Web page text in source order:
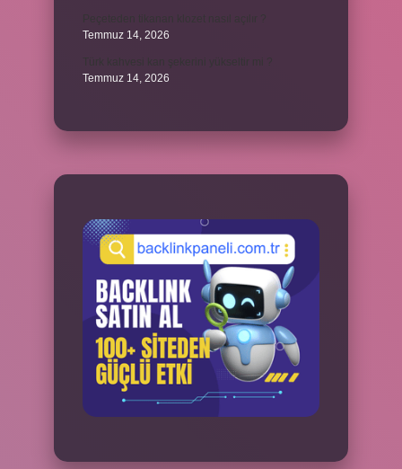
Temmuz 14, 2026
Temmuz 14, 2026